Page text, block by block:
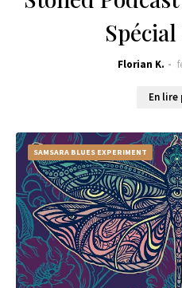
Florian K.
En lire
SAMSARA BLUES EXPERIMENT